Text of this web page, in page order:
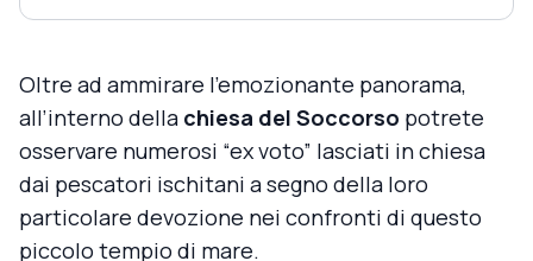
Oltre ad ammirare l'emozionante panorama,
all’interno della chiesa del Soccorso potrete
osservare numerosi “ex voto” lasciati in chiesa
dai pescatori ischitani a segno della loro
particolare devozione nei confronti di questo
piccolo tempio di mare.